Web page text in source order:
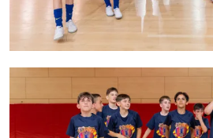
FC Barcelona club badge